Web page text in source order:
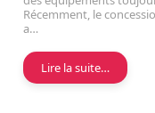
Récemment, le
a…
Lire la suite…